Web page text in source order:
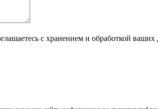
с хранением и обработкой